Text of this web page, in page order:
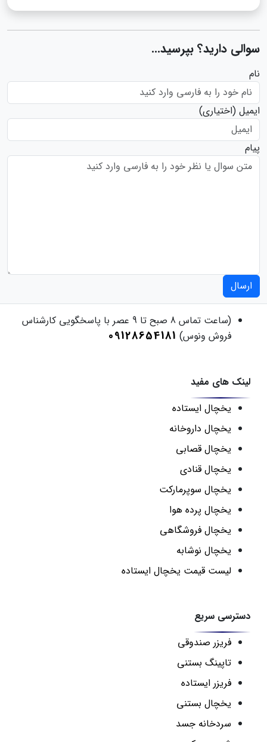
سوالی دارید؟ بپرسید...
نام
ایمیل (اختیاری)
پیام
ارسال
(ساعت تماس 8 صبح تا 9 عصر با پاسخگویی کارشناس
فروش ونوس) 09128654181
لینک های مفید
یخچال ایستاده
یخچال داروخانه
یخچال قصابی
یخچال قنادی
یخچال سوپرمارکت
یخچال پرده هوا
یخچال فروشگاهی
یخچال نوشابه
لیست قیمت یخچال ایستاده
دسترسی سریع
فریزر صندوقی
تاپینگ بستنی
فریزر ایستاده
یخچال بستنی
سردخانه جسد